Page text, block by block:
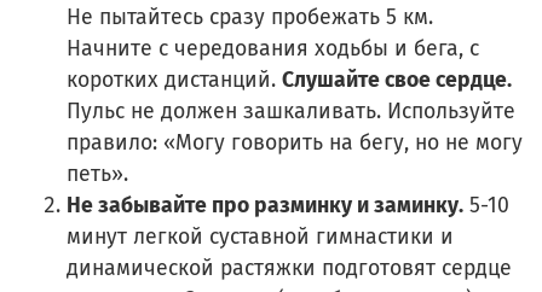
Не пытайтесь сразу пробежать 5 км.
Начните с чередования ходьбы и бега, с
коротких дистанций. Слушайте свое сердце.
Пульс не должен зашкаливать. Используйте
правило: «Могу говорить на бегу, но не могу
петь».
Не забывайте про разминку и заминку. 5-10
минут легкой суставной гимнастики и
динамической растяжки подготовят сердце